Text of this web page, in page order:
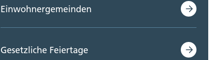
Einwohnergemeinden
Gesetzliche Feiertage